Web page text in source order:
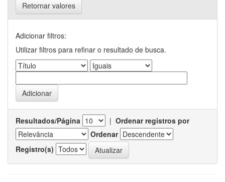
Retornar valores
Adicionar filtros:
Utilizar filtros para refinar o resultado de busca.
Resultados/Página | Ordenar registros por
Ordenar
Registro(s)